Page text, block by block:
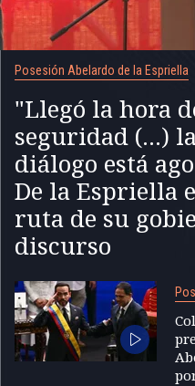
Posesión Abelardo de la Espriella
"Llegó la hora
seguridad (...)
diálogo está
De la Espriella
ruta de su
discurso